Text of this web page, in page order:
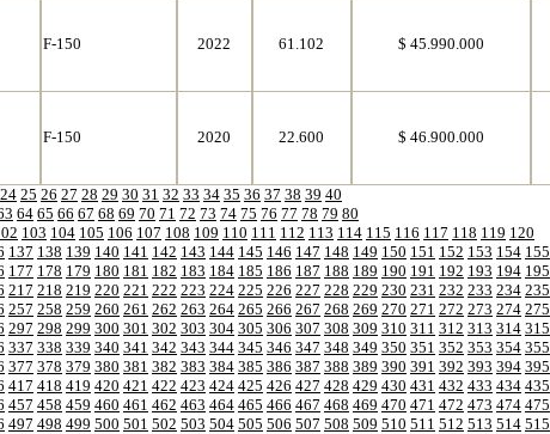
F-150 2022 61.102 $ 45.990.000
F-150 2020 22.600 $ 46.900.000
24 25 26 27 28 29 30 31 32 33 34 35 36 37 38 39 40
64 65 66 67 68 69 70 71 72 73 74 75 76 77 78 79 80
103 104 105 106 107 108 109 110 111 112 113 114 115 116 117 118 119 120
137 138 139 140 141 142 143 144 145 146 147 148 149 150 151 152 153 154 155
177 178 179 180 181 182 183 184 185 186 187 188 189 190 191 192 193 194 195
217 218 219 220 221 222 223 224 225 226 227 228 229 230 231 232 233 234 235
257 258 259 260 261 262 263 264 265 266 267 268 269 270 271 272 273 274 275
297 298 299 300 301 302 303 304 305 306 307 308 309 310 311 312 313 314 315
337 338 339 340 341 342 343 344 345 346 347 348 349 350 351 352 353 354 355
377 378 379 380 381 382 383 384 385 386 387 388 389 390 391 392 393 394 395
417 418 419 420 421 422 423 424 425 426 427 428 429 430 431 432 433 434 435
457 458 459 460 461 462 463 464 465 466 467 468 469 470 471 472 473 474 475
497 498 499 500 501 502 503 504 505 506 507 508 509 510 511 512 513 514 515